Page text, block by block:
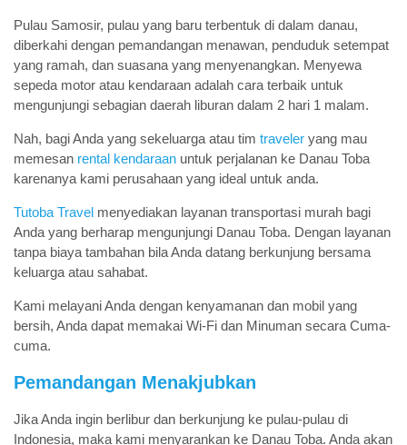
Pulau Samosir, pulau yang baru terbentuk di dalam danau,
diberkahi dengan pemandangan menawan, penduduk setempat
yang ramah, dan suasana yang menyenangkan. Menyewa
sepeda motor atau kendaraan adalah cara terbaik untuk
mengunjungi sebagian daerah liburan dalam 2 hari 1 malam.
Nah, bagi Anda yang sekeluarga atau tim traveler yang mau
memesan rental kendaraan untuk perjalanan ke Danau Toba
karenanya kami perusahaan yang ideal untuk anda.
Tutoba Travel menyediakan layanan transportasi murah bagi
Anda yang berharap mengunjungi Danau Toba. Dengan layanan
tanpa biaya tambahan bila Anda datang berkunjung bersama
keluarga atau sahabat.
Kami melayani Anda dengan kenyamanan dan mobil yang
bersih, Anda dapat memakai Wi-Fi dan Minuman secara Cuma-
cuma.
Pemandangan Menakjubkan
Jika Anda ingin berlibur dan berkunjung ke pulau-pulau di
Indonesia, maka kami menyarankan ke Danau Toba. Anda akan